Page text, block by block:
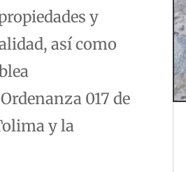
y
así como
017 de
y la